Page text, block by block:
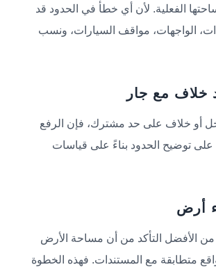
الفعلية. لأن أي خطأ في الحدود قد
الواجهات، مواقف السيارات، ونسب
أو خلاف على حد مشترك، فإن الرفع
توضيح الحدود بناءً على قياسات
الأفضل التأكد من أن مساحة الأرض
متطابقة مع المستندات. فهذه الخطوة